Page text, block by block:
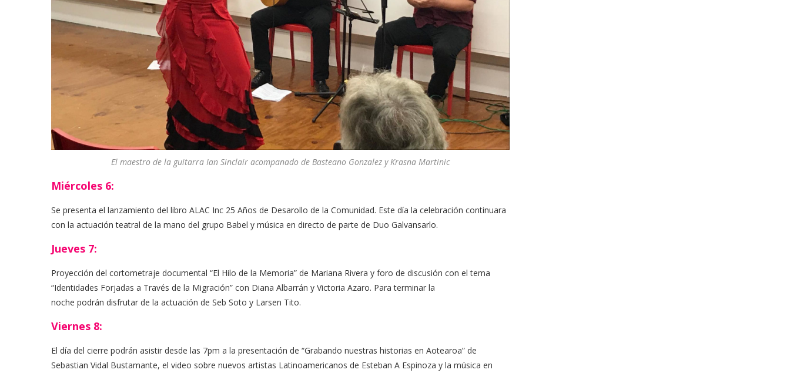
El maestro de la guitarra Ian Sinclair acompanado de Basteano Gonzalez y Krasna Martinic
Miércoles 6:
Se presenta el lanzamiento del libro ALAC Inc 25 Años de Desarollo de la Comunidad. Este día la celebración continuara
con la actuación teatral de la mano del grupo Babel y música en directo de parte de Duo Galvansarlo.
Jueves 7:
Proyección del cortometraje documental “El Hilo de la Memoria” de Mariana Rivera y foro de discusión con el tema
“Identidades Forjadas a Través de la Migración” con Diana Albarrán y Victoria Azaro. Para terminar la
noche podrán disfrutar de la actuación de Seb Soto y Larsen Tito.
Viernes 8:
El día del cierre podrán asistir desde las 7pm a la presentación de “Grabando nuestras historias en Aotearoa” de
Sebastian Vidal Bustamante, el video sobre nuevos artistas Latinoamericanos de Esteban A Espinoza y la música en